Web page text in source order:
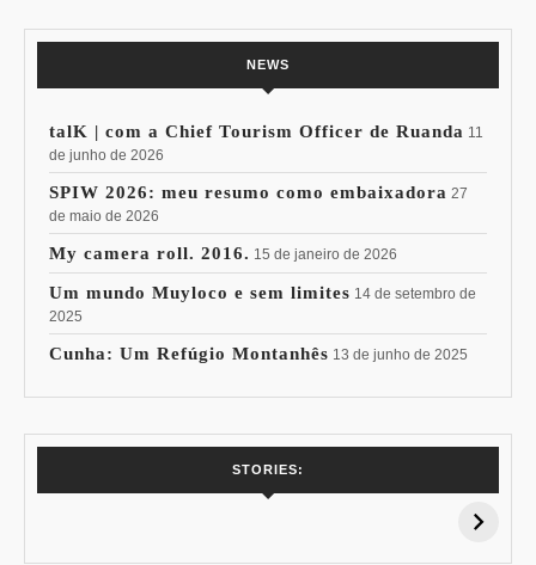
NEWS
talK | com a Chief Tourism Officer de Ruanda 11
de junho de 2026
SPIW 2026: meu resumo como embaixadora 27
de maio de 2026
My camera roll. 2016. 15 de janeiro de 2026
Um mundo Muyloco e sem limites 14 de setembro de
2025
Cunha: Um Refúgio Montanhês 13 de junho de 2025
STORIES:
15% de
Pessoal: Os